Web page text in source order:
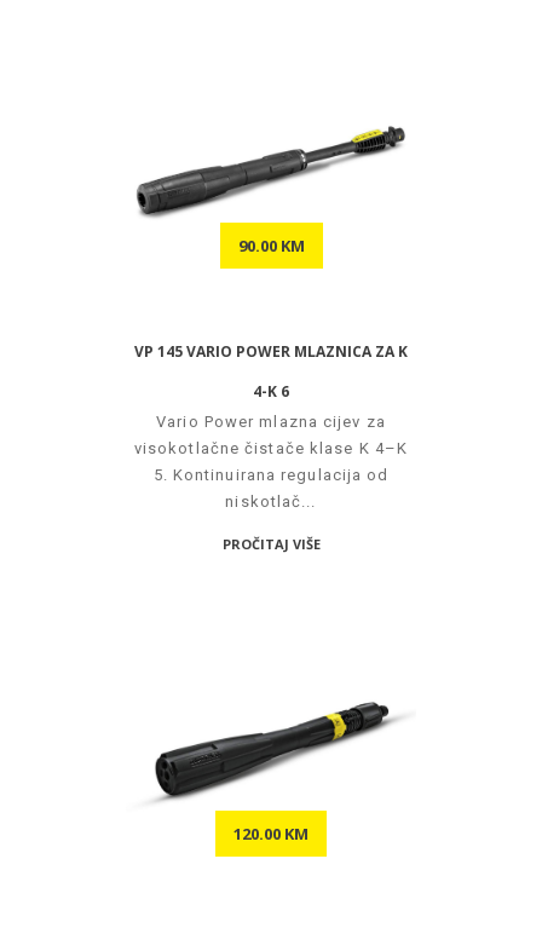
90.00 KM
VP 145 VARIO POWER MLAZNICA ZA K
4-K 6
Vario Power mlazna cijev za
visokotlačne čistače klase K 4–K
5. Kontinuirana regulacija od
niskotlač...
PROČITAJ VIŠE
120.00 KM